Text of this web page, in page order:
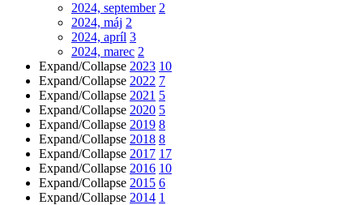
2024, september 2
2024, máj 2
2024, apríl 3
2024, marec 2
Expand/Collapse 2023 10
Expand/Collapse 2022 7
Expand/Collapse 2021 5
Expand/Collapse 2020 5
Expand/Collapse 2019 8
Expand/Collapse 2018 8
Expand/Collapse 2017 17
Expand/Collapse 2016 10
Expand/Collapse 2015 6
Expand/Collapse 2014 1